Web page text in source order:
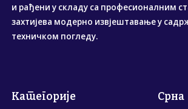
и рађени у складу са професионалним
захтијева модерно извјештавање у
техничком погледу.
Категорије Срна